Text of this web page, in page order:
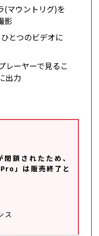
(マウントリグ)を
影
とつのビデオに
レーヤーで見るこ
出力
鎖されたため、
」は販売終了と
ス